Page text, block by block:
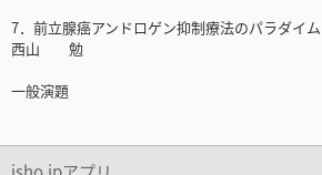
7．前立腺癌アンドロゲン抑制療法のパラダイ
西山 勉
一般演題